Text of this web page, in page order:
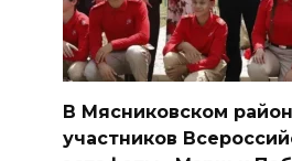
В Мясниковском
участников